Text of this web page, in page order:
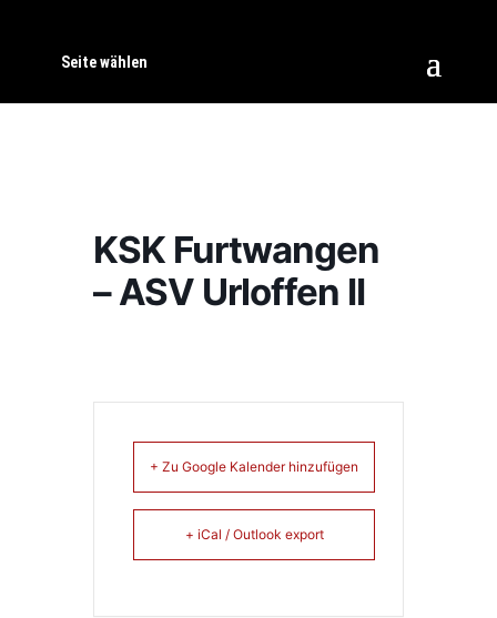
Seite wählen
KSK Furtwangen
– ASV Urloffen II
+ Zu Google Kalender hinzufügen
+ iCal / Outlook export